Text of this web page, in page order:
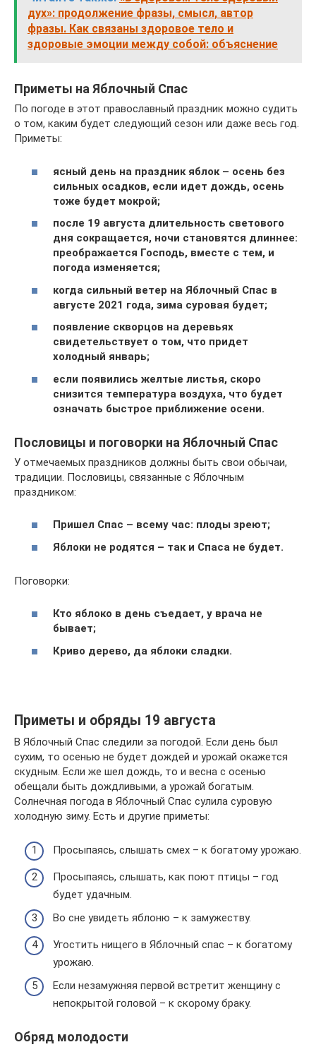
дух»: продолжение фразы, смысл, автор
фразы. Как связаны здоровое тело и
здоровые эмоции между собой: объяснение
Приметы на Яблочный Спас
По погоде в этот православный праздник можно судить
о том, каким будет следующий сезон или даже весь год.
Приметы:
ясный день на праздник яблок – осень без
сильных осадков, если идет дождь, осень
тоже будет мокрой;
после 19 августа длительность светового
дня сокращается, ночи становятся длиннее:
преображается Господь, вместе с тем, и
погода изменяется;
когда сильный ветер на Яблочный Спас в
августе 2021 года, зима суровая будет;
появление скворцов на деревьях
свидетельствует о том, что придет
холодный январь;
если появились желтые листья, скоро
снизится температура воздуха, что будет
означать быстрое приближение осени.
Пословицы и поговорки на Яблочный Спас
У отмечаемых праздников должны быть свои обычаи,
традиции. Пословицы, связанные с Яблочным
праздником:
Пришел Спас – всему час: плоды зреют;
Яблоки не родятся – так и Спаса не будет.
Поговорки:
Кто яблоко в день съедает, у врача не
бывает;
Криво дерево, да яблоки сладки.
Приметы и обряды 19 августа
В Яблочный Спас следили за погодой. Если день был
сухим, то осенью не будет дождей и урожай окажется
скудным. Если же шел дождь, то и весна с осенью
обещали быть дождливыми, а урожай богатым.
Солнечная погода в Яблочный Спас сулила суровую
холодную зиму. Есть и другие приметы:
Просыпаясь, слышать смех – к богатому урожаю.
Просыпаясь, слышать, как поют птицы – год
будет удачным.
Во сне увидеть яблоню – к замужеству.
Угостить нищего в Яблочный спас – к богатому
урожаю.
Если незамужняя первой встретит женщину с
непокрытой головой – к скорому браку.
Обряд молодости